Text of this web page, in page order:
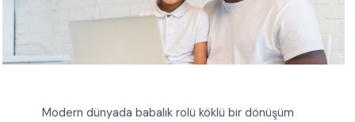
Modern dünyada babalık rolü köklü bir dönüşüm